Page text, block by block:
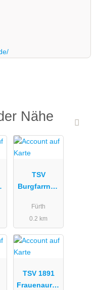
Nähe
TSV
Burgfarrnba
Fürth
0.2 km
TSV 1891
Frauenaurac